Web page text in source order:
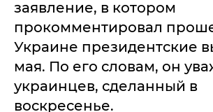
заявление, в котором
прокомментировал
Украине президентские
мая. По его словам, он
украинцев, сделанный в
воскресенье.